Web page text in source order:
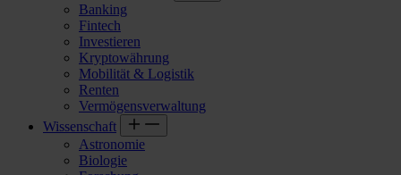
Banking
Fintech
Investieren
Kryptowährung
Mobilität & Logistik
Renten
Vermögensverwaltung
Wissenschaft
Astronomie
Biologie